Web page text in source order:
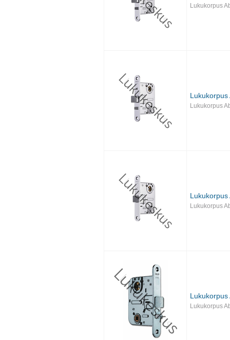
Lukukorpus
Lukukorpus
Lukukorpus
Lukukorpus
Lukukorpus
Lukukorpus
Lukukorpus